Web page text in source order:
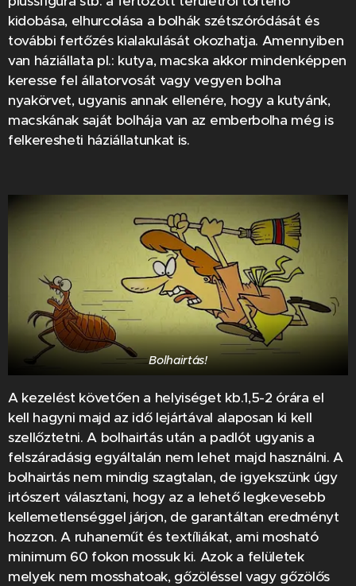
kidobása, elhurcolása a bolhák szétszóródását és
további fertőzés kialakulását okozhatja. Amennyiben
van háziállata pl.: kutya, macska akkor mindenképpen
keresse fel állatorvosát vagy vegyen bolha
nyakörvet, ugyanis annak ellenére, hogy a kutyánk,
macskának saját bolhája van az emberbolha még is
felkeresheti háziállatunkat is.
Bolhairtás!
A kezelést követően a helyiséget kb.1,5-2 órára el
kell hagyni majd az idő lejártával alaposan ki kell
szellőztetni. A bolhairtás után a padlót ugyanis a
felszáradásig egyáltalán nem lehet majd használni. A
bolhairtás nem mindig szagtalan, de igyekszünk úgy
irtószert választani, hogy az a lehető legkevesebb
kellemetlenséggel járjon, de garantáltan eredményt
hozzon. A ruhaneműt és textíliákat, ami mosható
minimum 60 fokon mossuk ki. Azok a felületek
melyek nem mosshatoak, gőzöléssel vagy gőzölős